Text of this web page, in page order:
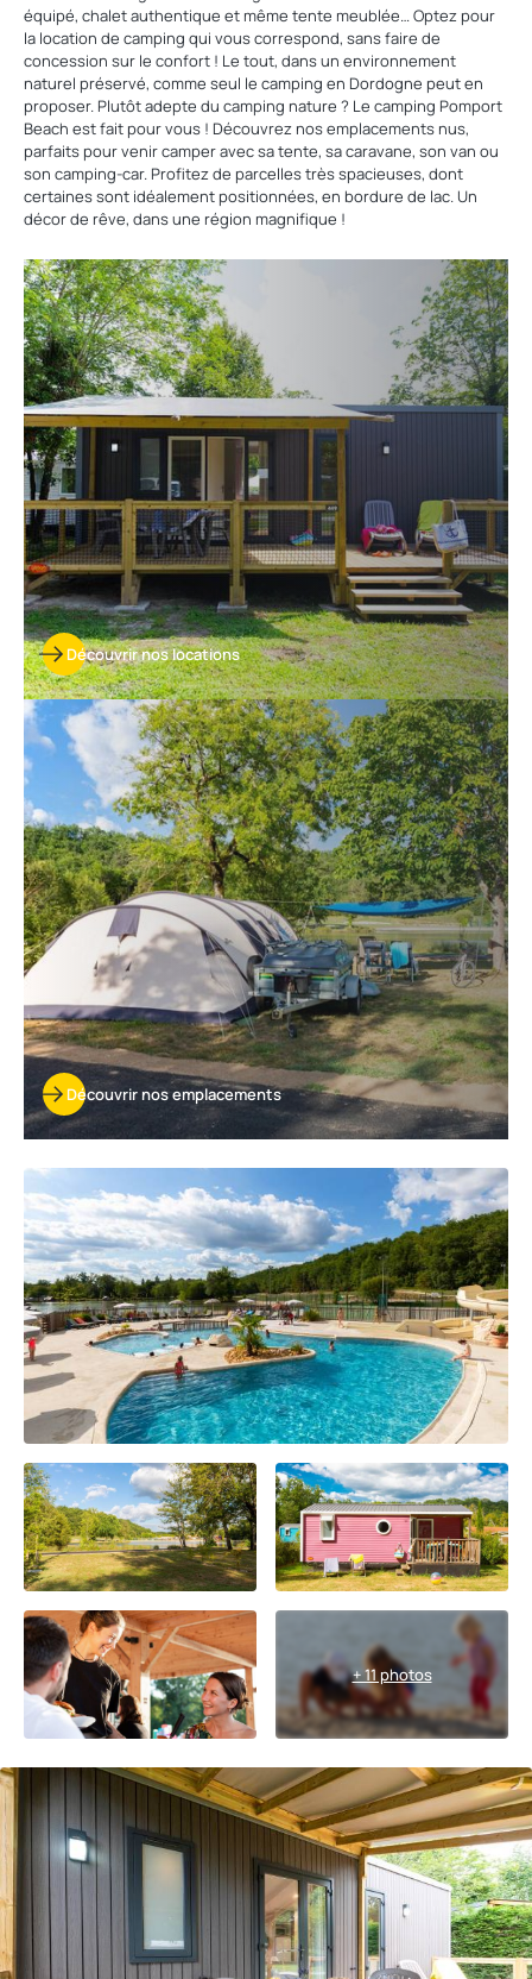
équipé, chalet authentique et même tente meublée… Optez pour
la location de camping qui vous correspond, sans faire de
concession sur le confort ! Le tout, dans un environnement
naturel préservé, comme seul le camping en Dordogne peut en
proposer. Plutôt adepte du camping nature ? Le camping Pomport
Beach est fait pour vous ! Découvrez nos emplacements nus,
parfaits pour venir camper avec sa tente, sa caravane, son van ou
son camping-car. Profitez de parcelles très spacieuses, dont
certaines sont idéalement positionnées, en bordure de lac. Un
décor de rêve, dans une région magnifique !
Découvrir nos locations
Découvrir
nos
locations
Découvrir nos emplacements
Découvrir
nos
emplacements
+ 11 photos